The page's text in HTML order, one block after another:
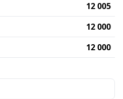
12 005
12 000
12 000